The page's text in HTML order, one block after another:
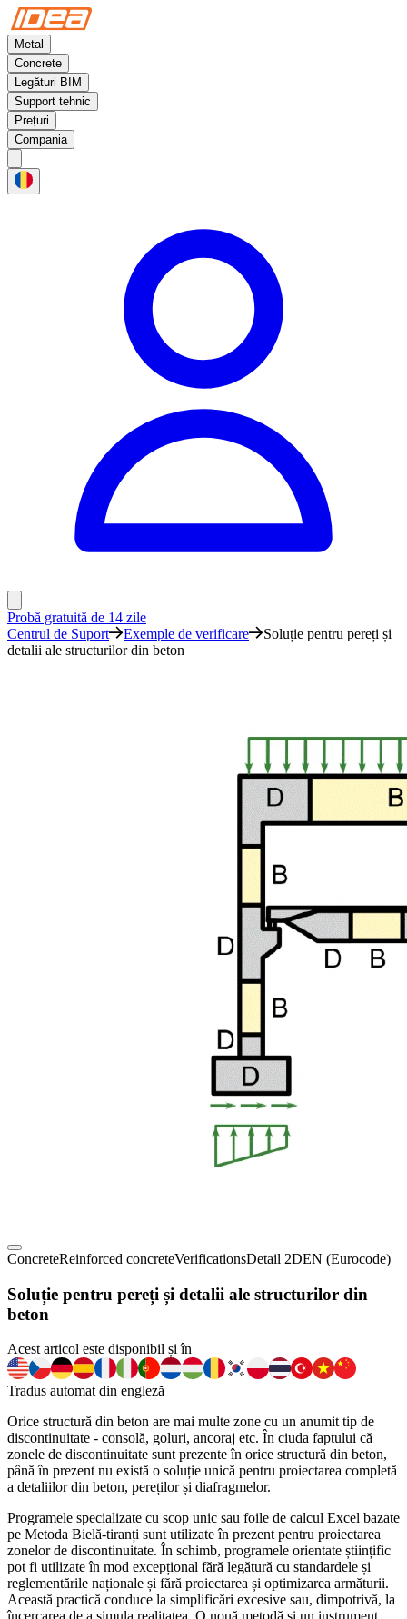
Metal
Concrete
Legături BIM
Support tehnic
Prețuri
Compania
Probă gratuită de 14 zile
Centrul de Suport
Exemple de verificare
Soluție pentru pereți și
detalii ale structurilor din beton
ConcreteReinforced concreteVerificationsDetail 2DEN (Eurocode)
Soluție pentru pereți și detalii ale structurilor din
beton
Acest articol este disponibil și în
Tradus automat din engleză
Orice structură din beton are mai multe zone cu un anumit tip de
discontinuitate - consolă, goluri, ancoraj etc. În ciuda faptului că
zonele de discontinuitate sunt prezente în orice structură din beton,
până în prezent nu există o soluție unică pentru proiectarea completă
a detaliilor din beton, pereților și diafragmelor.
Programele specializate cu scop unic sau foile de calcul Excel bazate
pe Metoda Bielă-tiranți sunt utilizate în prezent pentru proiectarea
zonelor de discontinuitate. În schimb, programele orientate științific
pot fi utilizate în mod excepțional fără legătură cu standardele și
reglementările naționale și fără proiectarea și optimizarea armăturii.
Această practică conduce la simplificări excesive sau, dimpotrivă, la